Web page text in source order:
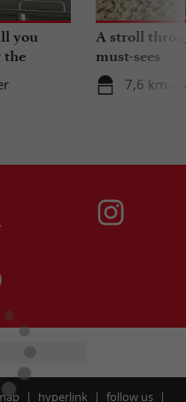
you
the
A stroll
must-sees
7,6 km -
hyperlink follow us